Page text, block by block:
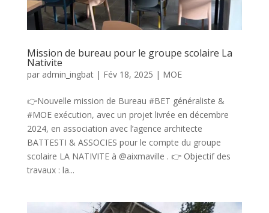
Mission de bureau pour le groupe scolaire La
Nativite
par admin_ingbat| Fév 18, 2025 | MOE
👉Nouvelle mission de Bureau #BET généraliste &
#MOE exécution, avec un projet livrée en décembre
2024, en association avec l’agence architecte
BATTESTI & ASSOCIES pour le compte du groupe
scolaire LA NATIVITE à @aixmaville . 👉 Objectif des
travaux : la...